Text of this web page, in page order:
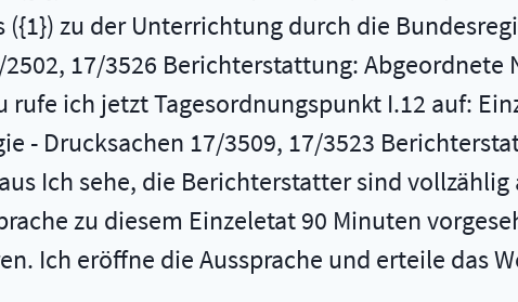
zu der Unterrichtung durch die
17/3526 Berichterstattung:
ich jetzt Tagesordnungspunkt I.12 auf:
- Drucksachen 17/3509, 17/3523
Ich sehe, die Berichterstatter sind
zu diesem Einzeletat 90 Minuten
Ich eröffne die Aussprache und erteile das